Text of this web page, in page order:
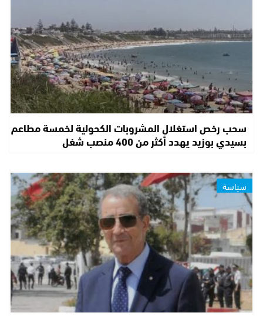
سحب رخص استغلال المشروبات الكحولية لخمسة مطاعم
بسيدي بوزيد يهدد أكثر من 400 منصب شغل
سياسة